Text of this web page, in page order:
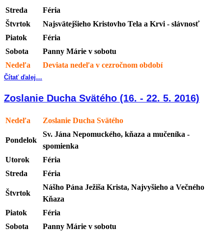
Streda
Féria
Štvrtok
Najsvätejšieho Kristovho Tela a Krvi - slávnosť
Piatok
Féria
Sobota
Panny Márie v sobotu
Nedeľa
Deviata nedeľa v cezročnom období
Čítať ďalej…
Zoslanie Ducha Svätého (16. - 22. 5. 2016)
Nedeľa Zoslanie Ducha Svätého
Pondelok
Sv. Jána Nepomuckého, kňaza a mučeníka -
spomienka
Utorok
Féria
Streda
Féria
Štvrtok
Nášho Pána Ježiša Krista, Najvyšieho a Večného
Kňaza
Piatok
Féria
Sobota
Panny Márie v sobotu